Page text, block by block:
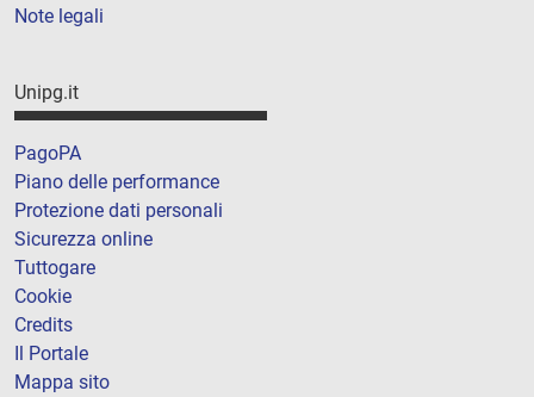
Note legali
Unipg.it
PagoPA
Piano delle performance
Protezione dati personali
Sicurezza online
Tuttogare
Cookie
Credits
Il Portale
Mappa sito